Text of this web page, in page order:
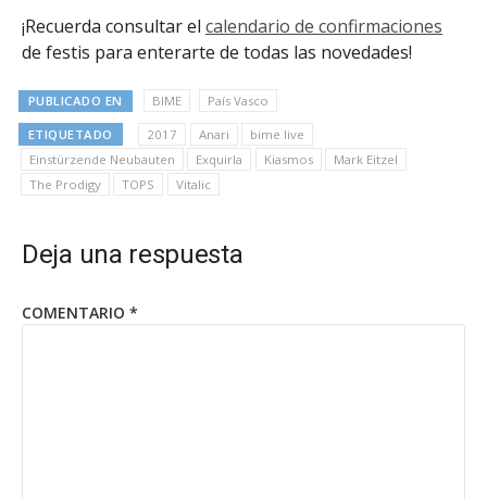
¡Recuerda consultar el calendario de confirmaciones
de festis para enterarte de todas las novedades!
PUBLICADO EN BIME País Vasco
ETIQUETADO 2017 Anari
bime live
Einstürzende Neubauten
Exquirla Kiasmos
Mark Eitzel
The Prodigy
TOPS Vitalic​
Deja una respuesta
COMENTARIO *